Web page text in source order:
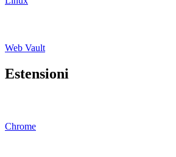
Web Vault
Estensioni
Chrome